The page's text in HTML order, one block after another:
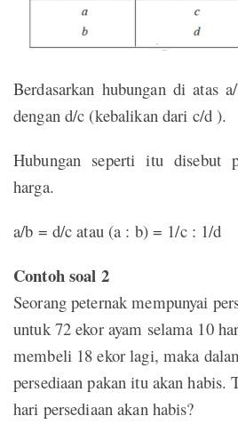
Berdasarkan hubungan di atas
dengan d/c (kebalikan dari c/d ).
Hubungan seperti itu disebut
harga.
a/b = d/c atau (a : b) = 1/c : 1/d
Contoh soal 2
Seorang peternak mempunyai
untuk 72 ekor ayam selama 10
membeli 18 ekor lagi, maka
persediaan pakan itu akan habis.
hari persediaan akan habis?